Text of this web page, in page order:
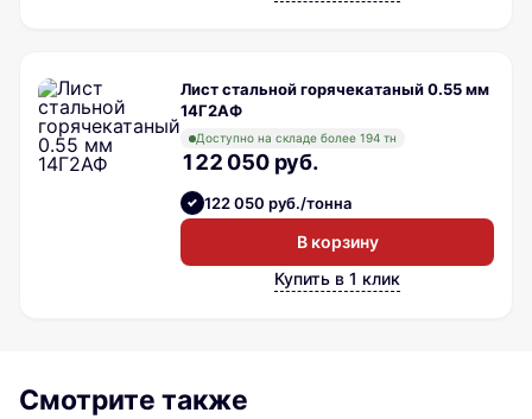
Лист стальной горячекатаный 0.55 мм
14Г2АФ
Доступно на складе более 194 тн
122 050 руб.
122 050 руб./тонна
В корзину
Купить в 1 клик
Смотрите также